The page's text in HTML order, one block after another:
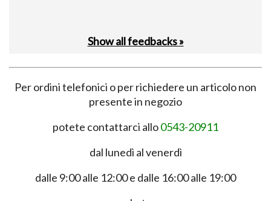
Show all feedbacks »
Per ordini telefonici o per richiedere un articolo non
presente in negozio
potete contattarci allo0543-20911
dal lunedì al venerdì
dalle 9:00 alle 12:00 e dalle 16:00 alle 19:00